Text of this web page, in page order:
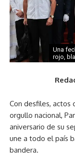
Una
rojo,
Con desfiles, actos
orgullo nacional,
aniversario de su
une a todo el país
bandera.